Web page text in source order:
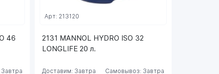
46
2131 MANNOL HYDRO ISO 32
LONGLIFE 20 л.
Арт: 213120
Доставим: Завтра Самовывоз: Завтра